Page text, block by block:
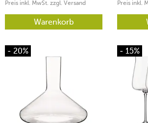
Preis inkl. MwSt. zzgl. Versand
Warenkorb
Preis inkl.
- 20% - 15%